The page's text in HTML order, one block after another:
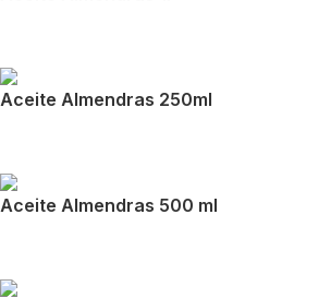
Aceite Almendras 250ml
Aceite Almendras 500 ml